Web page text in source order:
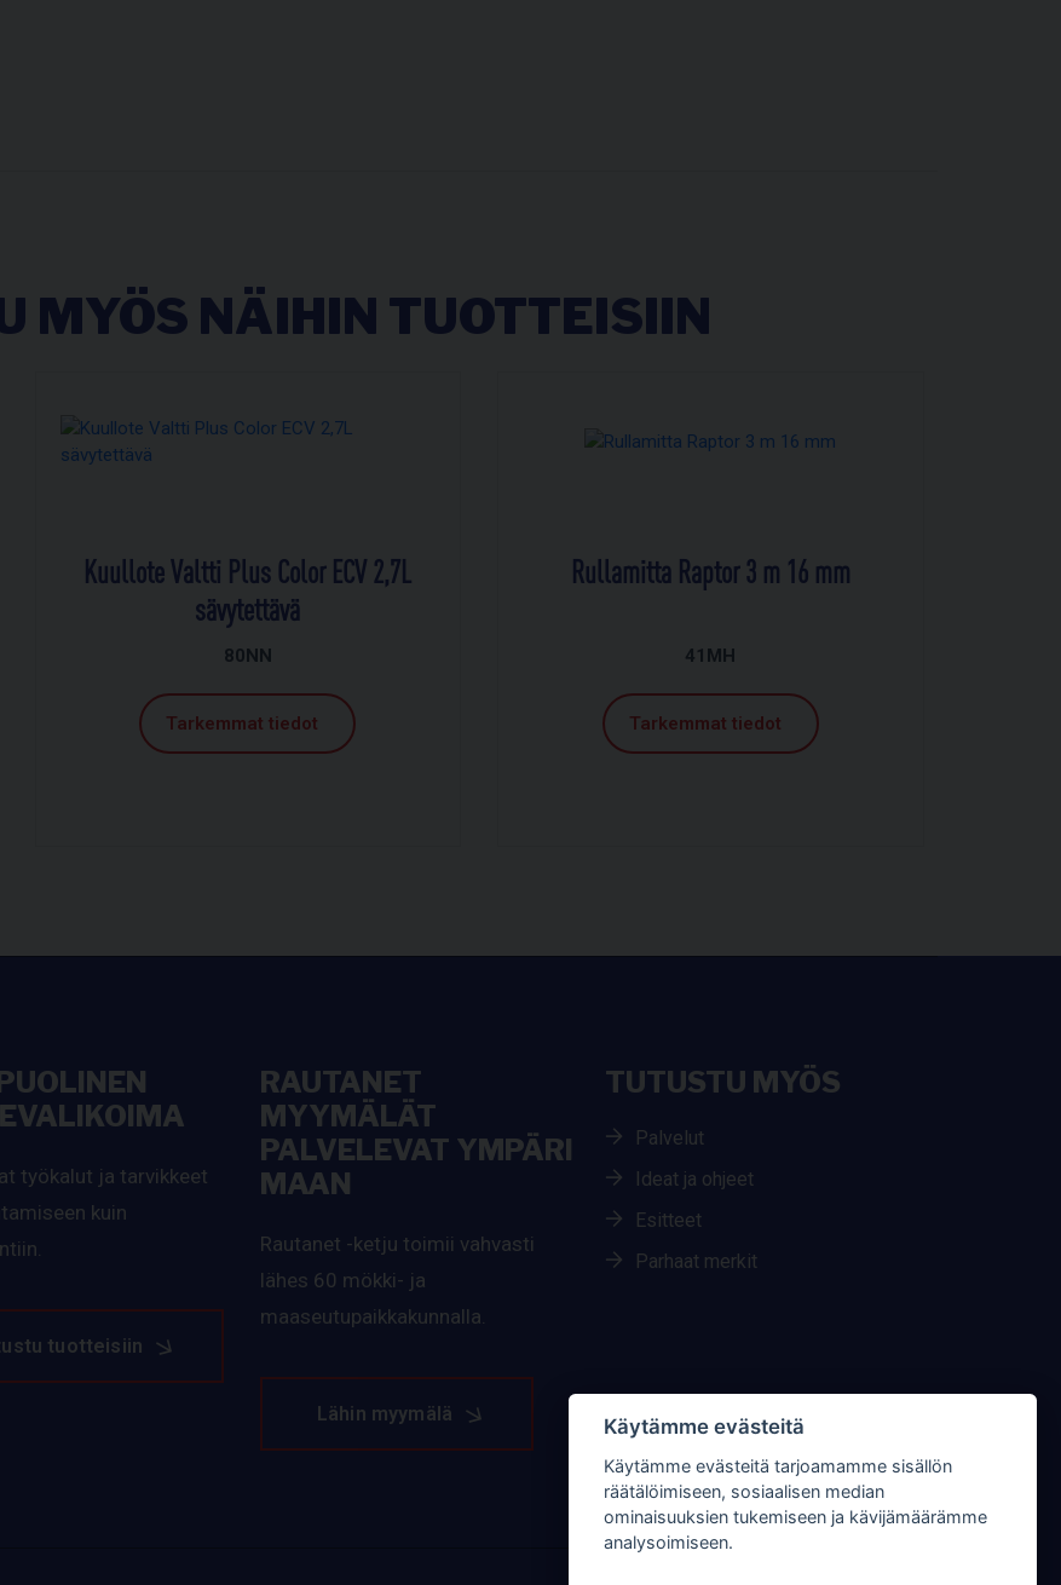
MYÖS NÄIHIN TUOTTEISIIN
Kuullote Valtti Plus Color ECV 2,7L
sävytettävä
80NN
Tarkemmat tiedot
Rullamitta Raptor 3 m 16 mm
41MH
Tarkemmat tiedot
työkalut ja tarvikkeet
kuin
tuotteisiin
RAUTANET
MYYMÄLÄT
PALVELEVAT YMPÄRI
MAAN
Rautanet -ketju toimii vahvasti
lähes 60 mökki- ja
maaseutupaikkakunnalla.
Lähin myymälä
TUTUSTU MYÖS
Palvelut
Ideat ja ohjeet
Esitteet
Parhaat merkit
Käytämme evästeitä
Käytämme evästeitä tarjoamamme sisällön
räätälöimiseen, sosiaalisen median
ominaisuuksien tukemiseen ja kävijämäärämme
analysoimiseen.